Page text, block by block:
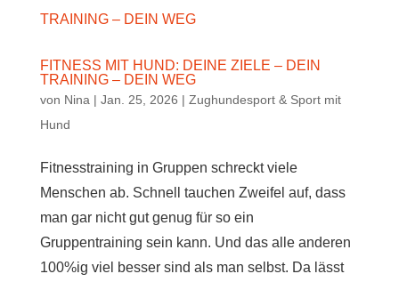
FITNESS MIT HUND: DEINE ZIELE – DEIN
TRAINING – DEIN WEG
von Nina | Jan. 25, 2026 | Zughundesport & Sport mit
Hund
Fitnesstraining in Gruppen schreckt viele
Menschen ab. Schnell tauchen Zweifel auf, dass
man gar nicht gut genug für so ein
Gruppentraining sein kann. Und das alle anderen
100%ig viel besser sind als man selbst. Da lässt